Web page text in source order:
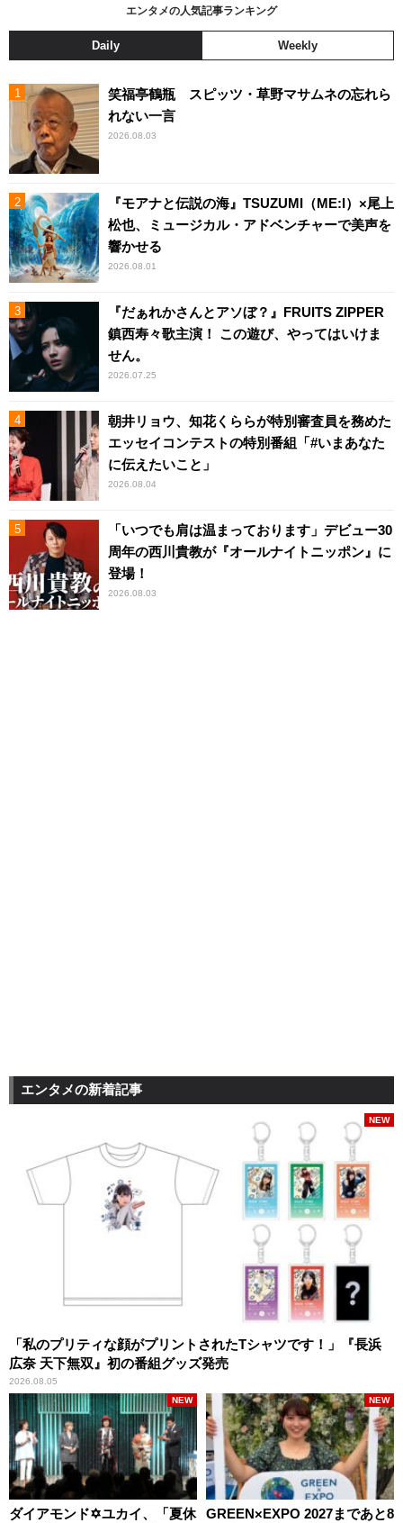
エンタメの人気記事ランキング
Daily Weekly
笑福亭鶴瓶 スピッツ・草野マサムネの忘れら
れない一言
2026.08.03
『モアナと伝説の海』TSUZUMI（ME:I）×尾上
松也、ミュージカル・アドベンチャーで美声を
響かせる
2026.08.01
『だぁれかさんとアソぼ？』FRUITS ZIPPER
鎮西寿々歌主演！ この遊び、やってはいけま
せん。
2026.07.25
朝井リョウ、知花くららが特別審査員を務めた
エッセイコンテストの特別番組「#いまあなた
に伝えたいこと」
2026.08.04
「いつでも肩は温まっております」デビュー30
周年の西川貴教が『オールナイトニッポン』に
登場！
2026.08.03
エンタメの新着記事
「私のプリティな顔がプリントされたTシャツです！」『長浜
広奈 天下無双』初の番組グッズ発売
2026.08.05
NEW
ダイアモンド✡ユカイ、「夏休
NEW
GREEN×EXPO 2027まであと8
NEW